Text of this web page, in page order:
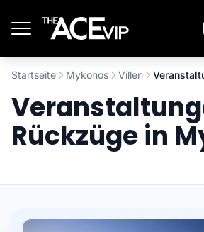
Startseite Mykonos Villen
Rückzüge in